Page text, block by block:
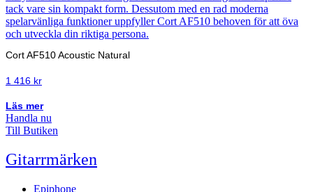
Cort AF510 Acoustic Natural
1 416 kr
Läs mer
Handla nu
Till Butiken
Gitarrmärken
Epiphone